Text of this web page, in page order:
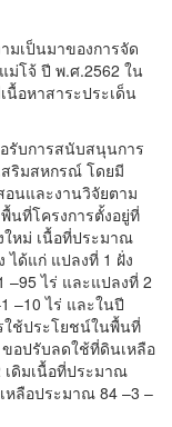
เป็นมาของการจัด
ม่โจ้ ปี พ.ศ.2562 ใน
นื้อหาสาระประเด็น
บการสนับสนุนการ
ริมสหกรณ์ โดยมี
อนและงานวิจัยตาม
นที่โครงการตั้งอยู่ที่
ใหม่ เนื้อที่ประมาณ
ได้แก่ แปลงที่ 1 ฝั่ง
–95 ไร่ และแปลงที่ 2
–10 ไร่ และในปี
ใช้ประโยชน์ในพื้นที่
ขอปรับลดใช้ที่ดินเหลือ
เดิมเนื้อที่ประมาณ
หลือประมาณ 84 –3 –